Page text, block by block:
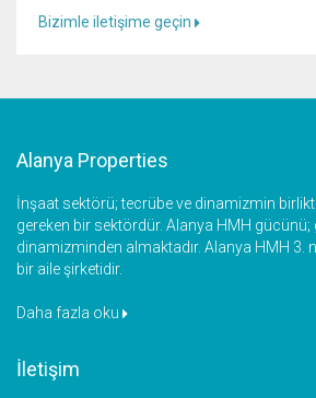
Bizimle iletişime geçin
Alanya Properties
İnşaat sektörü; tecrübe ve dinamizmin
gereken bir sektördür. Alanya HMH
dinamizminden almaktadır. Alanya HMH 3.
bir aile şirketidir.
Daha fazla oku
İletişim